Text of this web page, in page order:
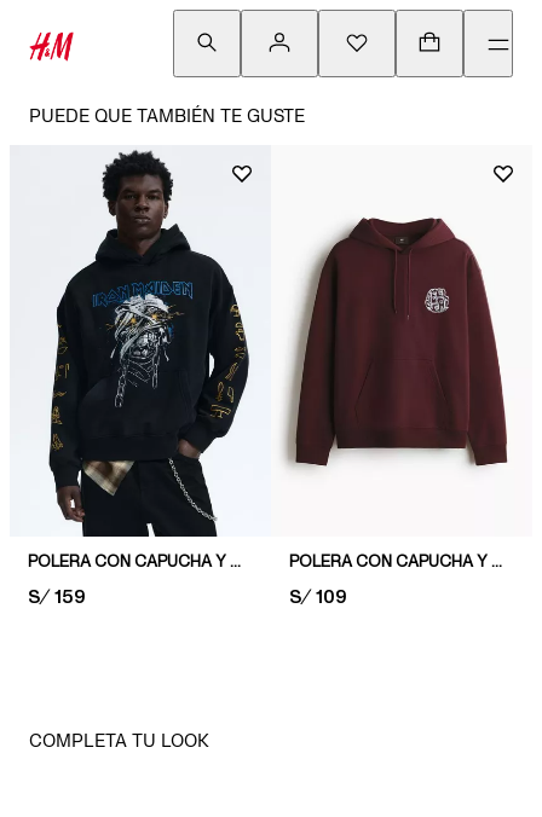
PUEDE QUE TAMBIÉN TE GUSTE
POLERA CON CAPUCHA Y MOTIVO OVERSIZED FIT
PRICE:
S/ 159
POLERA CON CAPUCHA Y ESTAMPADO LOOSE FIT
PRICE:
S/ 109
COMPLETA TU LOOK